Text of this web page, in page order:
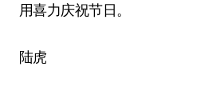
用喜力庆祝节日。
陆虎